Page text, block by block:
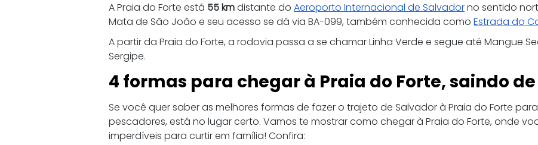
A Praia do Forte está 55 km distante do Aeroporto Internacional de Salvador no sentido
Mata de São João e seu acesso se dá via BA-099, também conhecida como Estrada do
A partir da Praia do Forte, a rodovia passa a se chamar Linha Verde e segue até Mangue
Sergipe.
4 formas para chegar à Praia do Forte, saindo
Se você quer saber as melhores formas de fazer o trajeto de Salvador à Praia do Forte
pescadores, está no lugar certo. Vamos te mostrar como chegar à Praia do Forte, onde
imperdíveis para curtir em família! Confira: